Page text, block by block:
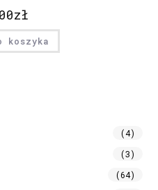
zł
koszyka
(4)
(3)
(64)